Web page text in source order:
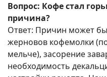
Вопрос: Кофе стал
причина?
Ответ: Причин может
жерновов кофемолки
мельче), засорение
необходимость